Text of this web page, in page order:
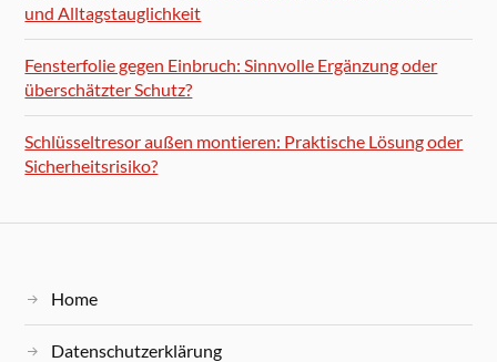
und Alltagstauglichkeit
Fensterfolie gegen Einbruch: Sinnvolle Ergänzung oder
überschätzter Schutz?
Schlüsseltresor außen montieren: Praktische Lösung oder
Sicherheitsrisiko?
Home
Datenschutzerklärung